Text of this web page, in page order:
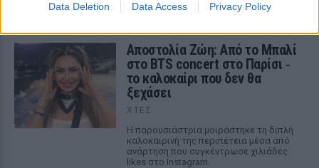
Data Deletion Data Access Privacy Policy
ΣΤΗΝ ΙΔΙΑ ΚΑΤΗΓΟΡΙΑ
Αποστολία Ζώη: Από το Μπαλί
στο BTS concert στο Παρίσι ‑
το καλοκαίρι που δεν θα
ξεχάσει
ΧΤΕΣ
Η παρουσιάστρια μοιράστηκε τη διπλή
καλοκαιρινή της περιπέτεια μέσα από
ανάρτηση που συγκέντρωσε χιλιάδες
likes στο Instagram.